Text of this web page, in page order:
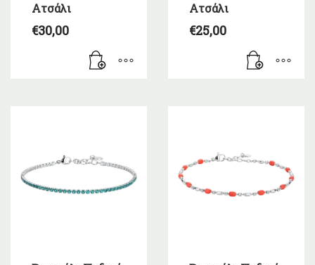
Ατσάλι
€30,00
Ατσάλι
€25,00